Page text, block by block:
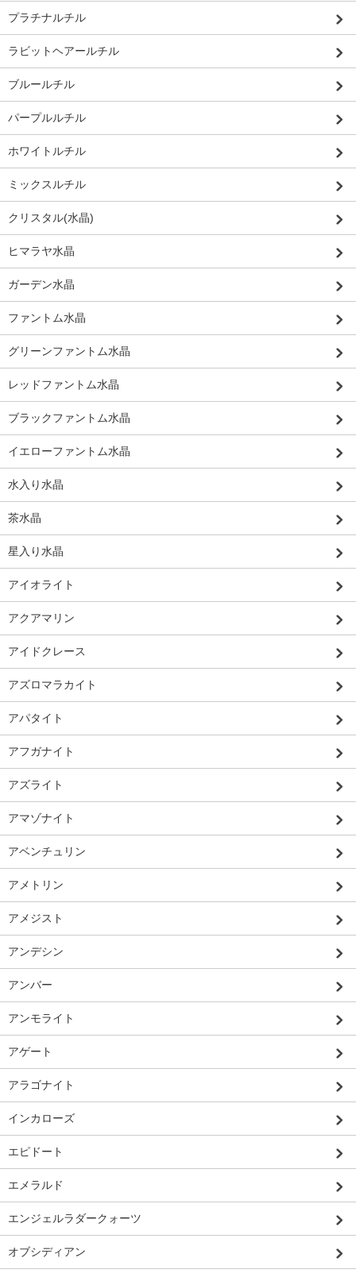
プラチナルチル
ラビットヘアールチル
ブルールチル
パープルルチル
ホワイトルチル
ミックスルチル
クリスタル(水晶)
ヒマラヤ水晶
ガーデン水晶
ファントム水晶
グリーンファントム水晶
レッドファントム水晶
ブラックファントム水晶
イエローファントム水晶
水入り水晶
茶水晶
星入り水晶
アイオライト
アクアマリン
アイドクレース
アズロマラカイト
アパタイト
アフガナイト
アズライト
アマゾナイト
アベンチュリン
アメトリン
アメジスト
アンデシン
アンバー
アンモライト
アゲート
アラゴナイト
インカローズ
エピドート
エメラルド
エンジェルラダークォーツ
オブシディアン